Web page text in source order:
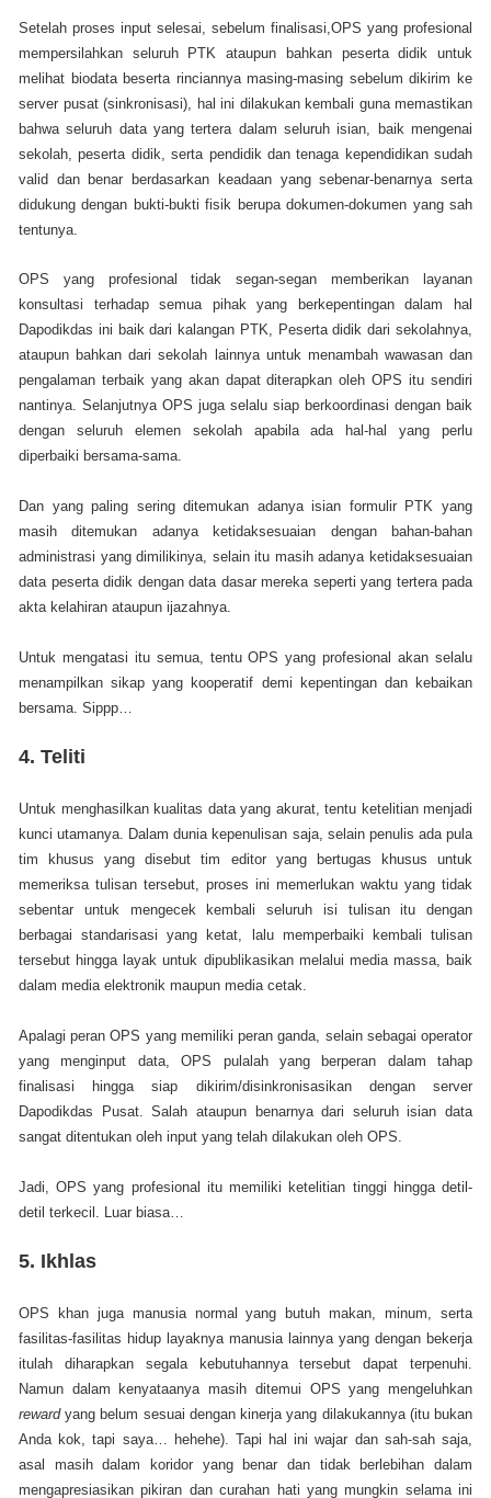
Setelah proses input selesai, sebelum finalisasi,OPS yang profesional
mempersilahkan seluruh PTK ataupun bahkan peserta didik untuk
melihat biodata beserta rinciannya masing-masing sebelum dikirim ke
server pusat (sinkronisasi), hal ini dilakukan kembali guna memastikan
bahwa seluruh data yang tertera dalam seluruh isian, baik mengenai
sekolah, peserta didik, serta pendidik dan tenaga kependidikan sudah
valid dan benar berdasarkan keadaan yang sebenar-benarnya serta
didukung dengan bukti-bukti fisik berupa dokumen-dokumen yang sah
tentunya.
OPS yang profesional tidak segan-segan memberikan layanan
konsultasi terhadap semua pihak yang berkepentingan dalam hal
Dapodikdas ini baik dari kalangan PTK, Peserta didik dari sekolahnya,
ataupun bahkan dari sekolah lainnya untuk menambah wawasan dan
pengalaman terbaik yang akan dapat diterapkan oleh OPS itu sendiri
nantinya. Selanjutnya OPS juga selalu siap berkoordinasi dengan baik
dengan seluruh elemen sekolah apabila ada hal-hal yang perlu
diperbaiki bersama-sama.
Dan yang paling sering ditemukan adanya isian formulir PTK yang
masih ditemukan adanya ketidaksesuaian dengan bahan-bahan
administrasi yang dimilikinya, selain itu masih adanya ketidaksesuaian
data peserta didik dengan data dasar mereka seperti yang tertera pada
akta kelahiran ataupun ijazahnya.
Untuk mengatasi itu semua, tentu OPS yang profesional akan selalu
menampilkan sikap yang kooperatif demi kepentingan dan kebaikan
bersama. Sippp…
4. Teliti
Untuk menghasilkan kualitas data yang akurat, tentu ketelitian menjadi
kunci utamanya. Dalam dunia kepenulisan saja, selain penulis ada pula
tim khusus yang disebut tim editor yang bertugas khusus untuk
memeriksa tulisan tersebut, proses ini memerlukan waktu yang tidak
sebentar untuk mengecek kembali seluruh isi tulisan itu dengan
berbagai standarisasi yang ketat, lalu memperbaiki kembali tulisan
tersebut hingga layak untuk dipublikasikan melalui media massa, baik
dalam media elektronik maupun media cetak.
Apalagi peran OPS yang memiliki peran ganda, selain sebagai operator
yang menginput data, OPS pulalah yang berperan dalam tahap
finalisasi hingga siap dikirim/disinkronisasikan dengan server
Dapodikdas Pusat. Salah ataupun benarnya dari seluruh isian data
sangat ditentukan oleh input yang telah dilakukan oleh OPS.
Jadi, OPS yang profesional itu memiliki ketelitian tinggi hingga detil-
detil terkecil. Luar biasa…
5. Ikhlas
OPS khan juga manusia normal yang butuh makan, minum, serta
fasilitas-fasilitas hidup layaknya manusia lainnya yang dengan bekerja
itulah diharapkan segala kebutuhannya tersebut dapat terpenuhi.
Namun dalam kenyataanya masih ditemui OPS yang mengeluhkan
rewardyang belum sesuai dengan kinerja yang dilakukannya (itu bukan
Anda kok, tapi saya… hehehe). Tapi hal ini wajar dan sah-sah saja,
asal masih dalam koridor yang benar dan tidak berlebihan dalam
mengapresiasikan pikiran dan curahan hati yang mungkin selama ini